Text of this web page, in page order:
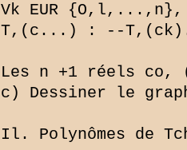
Vk EUR
T,(c...) : --
Les n +1 réels co,
c) Dessiner le
Il. Polynômes de